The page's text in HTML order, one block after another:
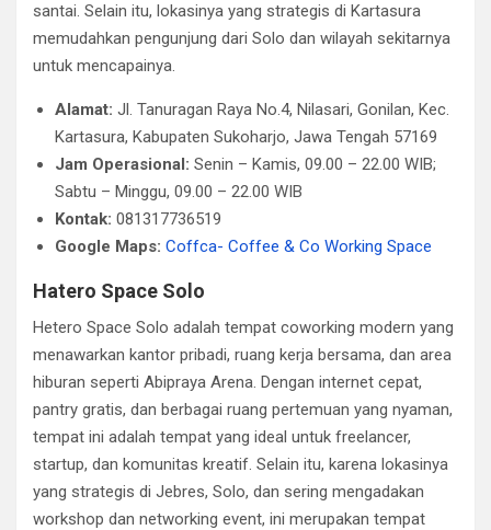
santai. Selain itu, lokasinya yang strategis di Kartasura
memudahkan pengunjung dari Solo dan wilayah sekitarnya
untuk mencapainya.
Alamat: Jl. Tanuragan Raya No.4, Nilasari, Gonilan, Kec.
Kartasura, Kabupaten Sukoharjo, Jawa Tengah 57169
Jam Operasional: Senin – Kamis, 09.00 – 22.00 WIB;
Sabtu – Minggu, 09.00 – 22.00 WIB
Kontak: 081317736519
Google Maps: Coffca- Coffee & Co Working Space
Hatero Space Solo
Hetero Space Solo adalah tempat coworking modern yang
menawarkan kantor pribadi, ruang kerja bersama, dan area
hiburan seperti Abipraya Arena. Dengan internet cepat,
pantry gratis, dan berbagai ruang pertemuan yang nyaman,
tempat ini adalah tempat yang ideal untuk freelancer,
startup, dan komunitas kreatif. Selain itu, karena lokasinya
yang strategis di Jebres, Solo, dan sering mengadakan
workshop dan networking event, ini merupakan tempat